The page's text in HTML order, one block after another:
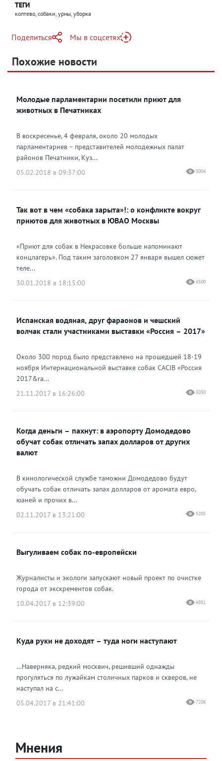
ТЕГИ
коптево, собаки, урны, уборка
Поделиться
Telegram
Одноклассники
Мы в соцсетях
Яндекс Дзен
Похожие новости
Молодые парламентарии посетили приют для
животных в Печатниках
В воскресенье, 4 февраля, около 20 молодых
парламентариев – представителей молодежных палат
районов Печатники, Куз...
05.02.2018 в 09:37:00
5004
Так вот в чем «собака зарыта»!: о конфликте вокруг
приютов для животных в ЮВАО Москвы
«Приют для собак в Некрасовке больше напоминают
концлагерь». Под таким заголовком 27 января вышел сюжет
теле...
30.01.2018 в 18:15:00
6500
Испанская водяная, друг фараонов и чешский
волчак стали участниками выставки «Россия – 2017»
Около 300 пород было представлено на прошедшей 18-19
ноября Интернациональной выставке собак CACIB «Россия
2017&ra...
21.11.2017 в 16:26:00
5030
Когда деньги – пахнут: в аэропорту Домодедово
обучат собак отличать запах долларов от других
валют
В кинологической службе таможни Домодедово будут
обучать собак отличать запах долларов от аромата евро,
юаней и прочих в...
02.11.2017 в 13:21:00
5205
Выгуливаем собак по-европейски
Журналисты и экологи запускают новый проект по очистке
города от экскрементов собак.
10.04.2017 в 12:39:00
6881
Куда руки не доходят – туда ноги наступают
…Наверняка, редкий москвич, решивший однажды
прогуляться по лужайкам столичных парков и скверов, не
наступал на с...
05.04.2017 в 21:41:00
7206
Мнения